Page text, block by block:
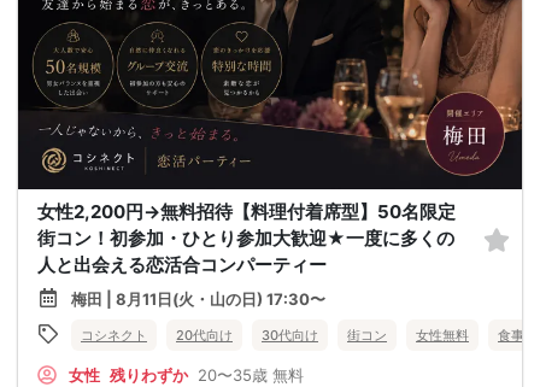
女性2,200円→無料招待【料理付着席型】50名限定
街コン！初参加・ひとり参加大歓迎★一度に多くの
人と出会える恋活合コンパーティー
梅田 | 8月11日(火・山の日) 17:30〜
コシネクト 20代向け 30代向け 街コン 女性無料 食事
女性 残りわずか 20〜35歳 無料